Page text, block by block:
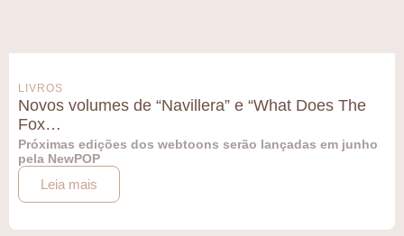
LIVROS
Novos volumes de “Navillera” e “What Does The
Fox…
Próximas edições dos webtoons serão lançadas em junho
pela NewPOP
Leia mais